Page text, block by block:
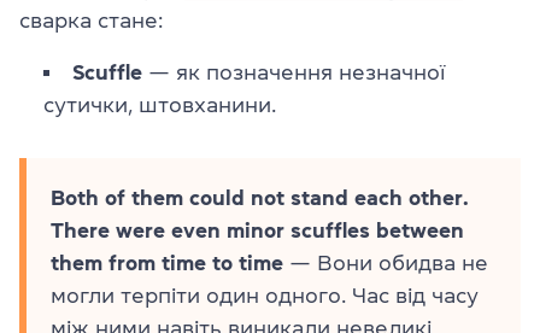
сварка стане:
Scuffle — як позначення незначної
сутички, штовханини.
Both of them could not stand each other.
There were even minor scuffles between
them from time to time — Вони обидва не
могли терпіти один одного. Час від часу
між ними навіть виникали невеликі